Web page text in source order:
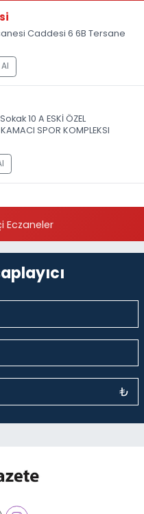
Caddesi 6 6B Tersane
10 A ESKİ ÖZEL
SPOR KOMPLEKSI
Eczaneler
₺